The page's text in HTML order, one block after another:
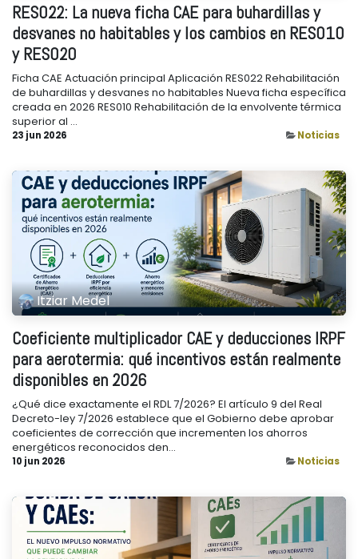
RES022: La nueva ficha CAE para buhardillas y
desvanes no habitables y los cambios en RES010
y RES020
Ficha CAE Actuación principal Aplicación RES022 Rehabilitación
de buhardillas y desvanes no habitables Nueva ficha específica
creada en 2026 RES010 Rehabilitación de la envolvente térmica
superior al ...
23 jun 2026 Noticias
Itziar Medel
Coeficiente multiplicador CAE y deducciones IRPF
para aerotermia: qué incentivos están realmente
disponibles en 2026
¿Qué dice exactamente el RDL 7/2026? El artículo 9 del Real
Decreto-ley 7/2026 establece que el Gobierno debe aprobar
coeficientes de corrección que incrementen los ahorros
energéticos reconocidos den...
10 jun 2026 Noticias